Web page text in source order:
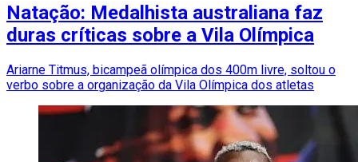
Natação: Medalhista australiana faz
duras críticas sobre a Vila Olímpica
Ariarne Titmus, bicampeã olímpica dos 400m livre, soltou o
verbo sobre a organização da Vila Olímpica dos atletas